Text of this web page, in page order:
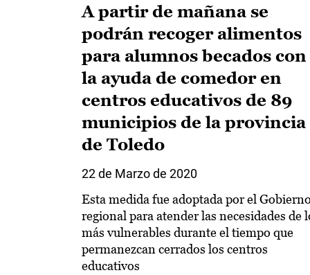
A partir de mañana se
podrán recoger alimentos
para alumnos becados con
la ayuda de comedor en
centros educativos de 89
municipios de la provincia
de Toledo
22 de Marzo de 2020
Esta medida fue adoptada por el
regional para atender las necesidades de
más vulnerables durante el tiempo que
permanezcan cerrados los centros
educativos